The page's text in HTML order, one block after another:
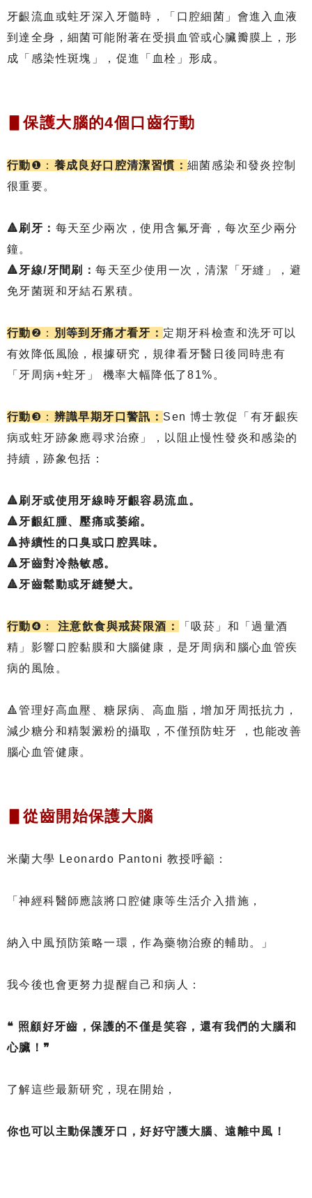
牙齦流血或蛀牙深入牙髓時，「口腔細菌」會進入血液
到達全身，細菌可能附著在受損血管或心臟瓣膜上，形
成「感染性斑塊」，促進「血栓」形成。
▋保護大腦的4個口齒行動
行動❶： 養成良好口腔清潔習慣：細菌感染和發炎控制
很重要。
🔺刷牙： 每天至少兩次，使用含氟牙膏，每次至少兩分
鐘。
🔺牙線/牙間刷：每天至少使用一次，清潔「牙縫」，避
免牙菌斑和牙結石累積。
行動❷： 別等到牙痛才看牙： 定期牙科檢查和洗牙可以
有效降低風險，根據研究，規律看牙醫日後同時患有
「牙周病+蛀牙」 機率大幅降低了81%。
行動❸： 辨識早期牙口警訊： Sen 博士敦促「有牙齦疾
病或蛀牙跡象應尋求治療」，以阻止慢性發炎和感染的
持續，跡象包括：
🔺刷牙或使用牙線時牙齦容易流血。
🔺牙齦紅腫、壓痛或萎縮。
🔺持續性的口臭或口腔異味。
🔺牙齒對冷熱敏感。
🔺牙齒鬆動或牙縫變大。
行動❹： 注意飲食與戒菸限酒：
「吸菸」和「過量酒
精」影響口腔黏膜和大腦健康，是牙周病和腦心血管疾
病的風險。
🔺管理好高血壓、糖尿病、高血脂，增加牙周抵抗力，
減少糖分和精製澱粉的攝取，不僅預防蛀牙 ，也能改善
腦心血管健康。
▋從齒開始保護大腦
米蘭大學 Leonardo Pantoni 教授呼籲：
「神經科醫師應該將口腔健康等生活介入措施，
納入中風預防策略一環，作為藥物治療的輔助。」
我今後也會更努力提醒自己和病人：
❝ 照顧好牙齒，保護的不僅是笑容，還有我們的大腦和
心臟！❞
了解這些最新研究，現在開始，
你也可以主動保護牙口，好好守護大腦、遠離中風！